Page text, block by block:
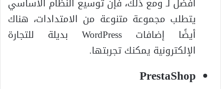
أفضل لـ ومع ذلك، فإن توسيع النظام الأساسي
يتطلب مجموعة متنوعة من الامتدادات، هناك
أيضًا إضافات WordPress بديلة للتجارة
الإلكترونية يمكنك تجربتها.
PrestaShop